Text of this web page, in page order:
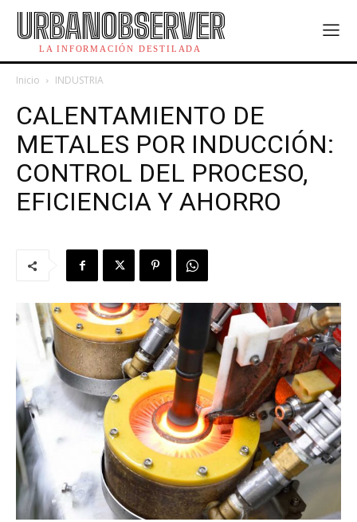
URBANOBSERVER
LA INFORMACIÓN DESTILADA
Inicio INDUSTRIA
CALENTAMIENTO DE
METALES POR INDUCCIÓN:
CONTROL DEL PROCESO,
EFICIENCIA Y AHORRO